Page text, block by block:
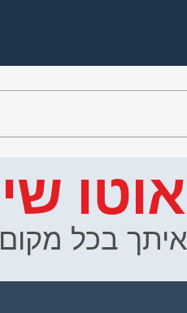
אוטו שי
איתך בכל מקום